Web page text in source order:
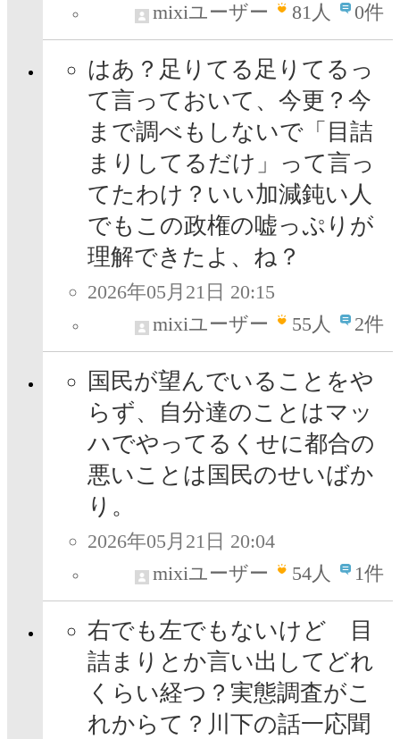
mixiユーザー
81人 0件
はあ？足りてる足りてるっ
て言っておいて、今更？今
まで調べもしないで「目詰
まりしてるだけ」って言っ
てたわけ？いい加減鈍い人
でもこの政権の嘘っぷりが
理解できたよ、ね？
2026年05月21日 20:15
mixiユーザー
55人 2件
国民が望んでいることをや
らず、自分達のことはマッ
ハでやってるくせに都合の
悪いことは国民のせいばか
り。
2026年05月21日 20:04
mixiユーザー
54人 1件
右でも左でもないけど 目
詰まりとか言い出してどれ
くらい経つ？実態調査がこ
れからて？川下の話一応聞